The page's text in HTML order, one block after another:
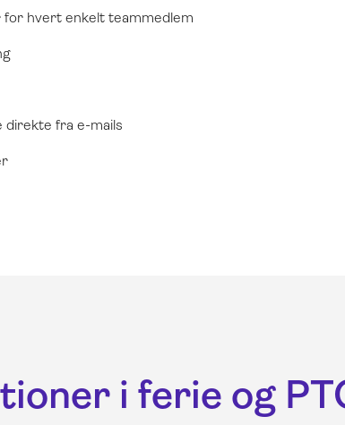
hvert enkelt teammedlem
direkte fra e-mails
i ferie og